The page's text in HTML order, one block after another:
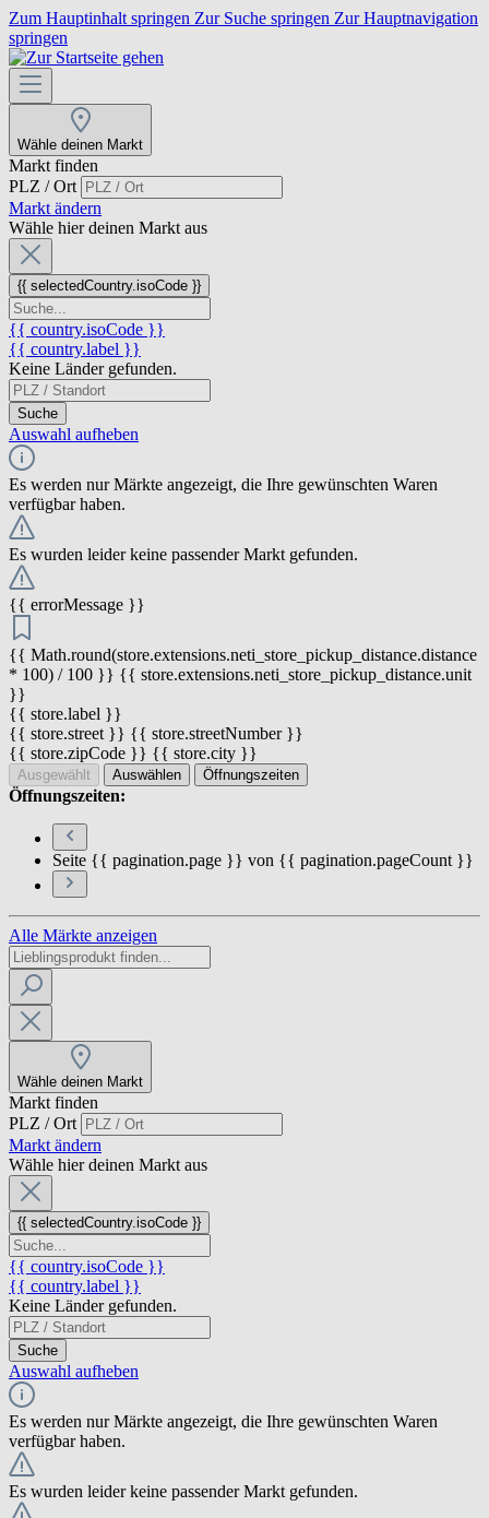
Zum Hauptinhalt springen Zur Suche springen Zur Hauptnavigation
springen
Wähle deinen Markt
Markt finden
PLZ / Ort
Markt ändern
Wähle hier deinen Markt aus
{{ selectedCountry.isoCode }}
{{ country.isoCode }}
{{ country.label }}
Keine Länder gefunden.
Suche
Auswahl aufheben
Es werden nur Märkte angezeigt, die Ihre gewünschten Waren
verfügbar haben.
Es wurden leider keine passender Markt gefunden.
{{ errorMessage }}
{{ Math.round(store.extensions.neti_store_pickup_distance.distance
* 100) / 100 }} {{ store.extensions.neti_store_pickup_distance.unit
}}
{{ store.label }}
{{ store.street }} {{ store.streetNumber }}
{{ store.zipCode }} {{ store.city }}
Ausgewählt Auswählen Öffnungszeiten
Öffnungszeiten:
Seite {{ pagination.page }} von {{ pagination.pageCount }}
Alle Märkte anzeigen
Wähle deinen Markt
Markt finden
PLZ / Ort
Markt ändern
Wähle hier deinen Markt aus
{{ selectedCountry.isoCode }}
{{ country.isoCode }}
{{ country.label }}
Keine Länder gefunden.
Suche
Auswahl aufheben
Es werden nur Märkte angezeigt, die Ihre gewünschten Waren
verfügbar haben.
Es wurden leider keine passender Markt gefunden.